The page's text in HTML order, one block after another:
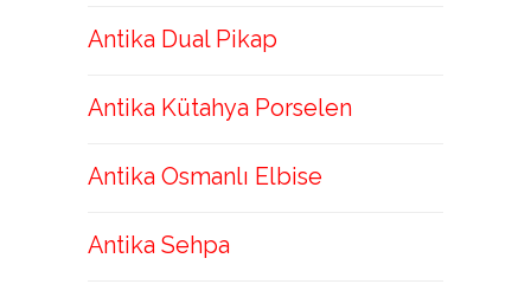
Antika Dual Pikap
Antika Kütahya Porselen
Antika Osmanlı Elbise
Antika Sehpa